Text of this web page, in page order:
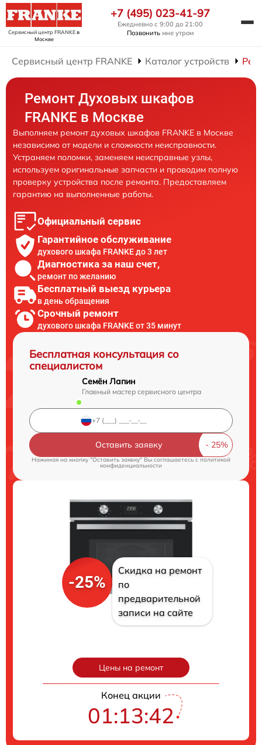
Сервисный центр FRANKEв
Москве
+7 (495) 023-41-97
Ежедневно с 9:00 до 21:00
Позвонить мне утром
Сервисный центр FRANKE Каталог устройств
Ремонт Духовых шкафов
FRANKE в Москве
Выполняем ремонт духовых шкафов FRANKE в Москве
независимо от модели и сложности неисправности.
Устраняем поломки, заменяем неисправные узлы,
используем оригинальные запчасти и проводим полную
проверку устройства после ремонта. Предоставляем
гарантию на выполненные работы.
Официальный сервис
Гарантийное обслуживание
духового шкафа FRANKE до 3 лет
Диагностика за наш счет,
ремонт по желанию
Бесплатный выезд курьера
в день обращения
Срочный ремонт
духового шкафа FRANKE от 35 минут
Бесплатная консультация со
специалистом
Семён Лапин
Главный мастер сервисного центра
Оставить заявку
Нажимая на кнопку "Оставить заявку" Вы соглашаетесь cполитикой
конфиденциальности
-25%
Скидка на ремонт
по
предварительной
записи на сайте
Цены на ремонт
Конец акции
01:13:41